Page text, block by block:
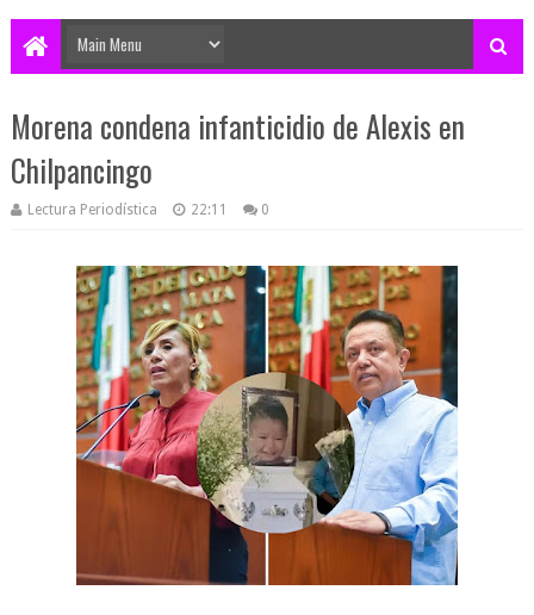
Morena condena infanticidio de Alexis en
Chilpancingo
Lectura Periodística 22:11 0